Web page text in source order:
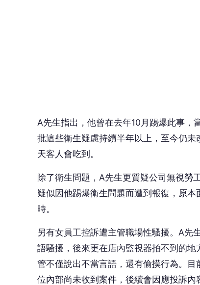
A先生指出，他曾在去年10月踢爆此事，
批這些衛生疑慮持續半年以上，至今仍
天客人會吃到。
除了衛生問題，A先生更質疑公司無視勞
疑似因他踢爆衛生問題而遭到報復，原
時。
另有女員工控訴遭主管職場性騷擾。A先
語騷擾，後來更在店內監視器拍不到的
管不僅說出不當言語，還有偷摸行為。
位內部尚未收到案件，後續會因應投訴內